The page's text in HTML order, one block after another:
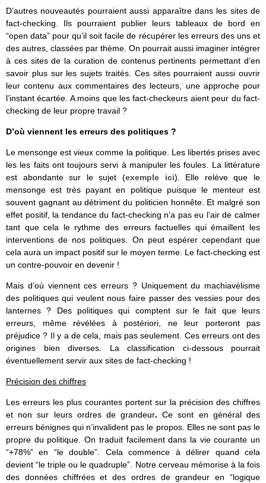
D’autres nouveautés pourraient aussi apparaître dans les sites de
fact-checking. Ils pourraient publier leurs tableaux de bord en
“open data” pour qu’il soit facile de récupérer les erreurs des uns et
des autres, classées par thème. On pourrait aussi imaginer intégrer
à ces sites de la curation de contenus pertinents permettant d’en
savoir plus sur les sujets traités. Ces sites pourraient aussi ouvrir
leur contenu aux commentaires des lecteurs, une approche pour
l’instant écartée. A moins que les fact-checkeurs aient peur du fact-
checking de leur propre travail ?
D’où viennent les erreurs des politiques ?
Le mensonge est vieux comme la politique. Les libertés prises avec
les les faits ont toujours servi à manipuler les foules. La littérature
est abondante sur le sujet (exemple ici). Elle relève que le
mensonge est très payant en politique puisque le menteur est
souvent gagnant au détriment du politicien honnête. Et malgré son
effet positif, la tendance du fact-checking n’a pas eu l’air de calmer
tant que cela le rythme des erreurs factuelles qui émaillent les
interventions de nos politiques. On peut espérer cependant que
cela aura un impact positif sur le moyen terme. Le fact-checking est
un contre-pouvoir en devenir !
Mais d’où viennent ces erreurs ? Uniquement du machiavélisme
des politiques qui veulent nous faire passer des vessies pour des
lanternes ? Des politiques qui comptent sur le fait que leurs
erreurs, même révélées à postériori, ne leur porteront pas
préjudice ? Il y a de cela, mais pas seulement. Ces erreurs ont des
origines bien diverses. La classification ci-dessous pourrait
éventuellement servir aux sites de fact-checking !
Précision des chiffres
Les erreurs les plus courantes portent sur la précision des chiffres
et non sur leurs ordres de grandeur.Ce sont en général des
erreurs bénignes qui n’invalident pas le propos. Elles ne sont pas le
propre du politique. On traduit facilement dans la vie courante un
“+78%” en “le double”. Cela commence à délirer quand cela
devient “le triple ou le quadruple”. Notre cerveau mémorise à la fois
des données chiffrées et des ordres de grandeur en “logique